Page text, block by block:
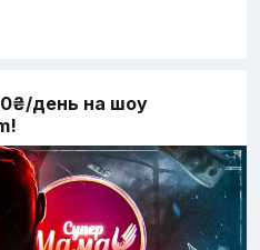
день на шоу